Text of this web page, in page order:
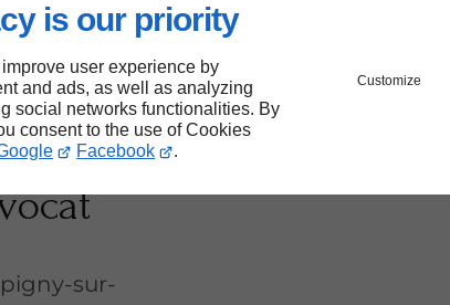
is our priority
user experience by
and ads, as well as analyzing
social networks functionalities. By
consent to the use of Cookies
Facebook .
Customize
sur-